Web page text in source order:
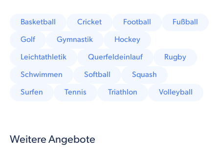
Basketball Cricket Football
Fußball
Golf
Gymnastik
Hockey
Leichtathletik
Querfeldeinlauf
Rugby
Schwimmen
Softball
Squash
Surfen
Tennis Triathlon Volleyball
Weitere Angebote